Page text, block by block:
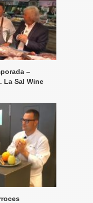
–
La Sal Wine